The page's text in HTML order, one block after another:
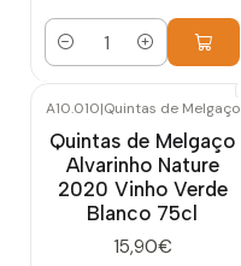
Cantidad
A10.010|Quintas de Melgaço
Quintas de Melgaço
Alvarinho Nature
2020 Vinho Verde
Blanco 75cl
15,90€